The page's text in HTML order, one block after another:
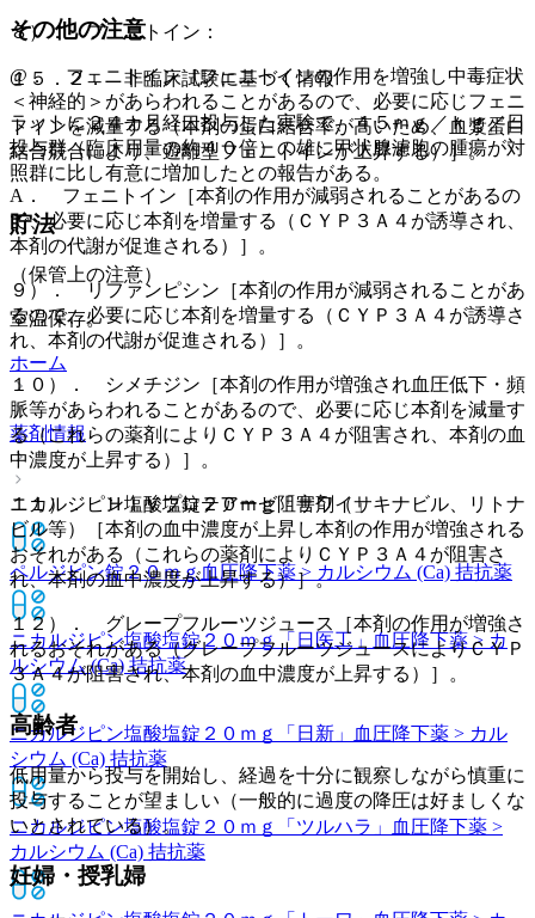
その他の注意
１５．２． 非臨床試験に基づく情報
ラットに２４カ月経口投与した実験で、４５ｍｇ／ｋｇ／日
投与群（臨床用量の約４０倍）の雄に甲状腺濾胞の腫瘍が対
照群に比し有意に増加したとの報告がある。
貯法
（保管上の注意）
室温保存。
ホーム
薬剤情報
ニカルジピン塩酸塩錠２０ｍｇ「サワイ」
ペルジピン錠２０ｍｇ血圧降下薬 > カルシウム (Ca) 拮抗薬
ニカルジピン塩酸塩錠２０ｍｇ「日医工」
血圧降下薬 > カ
ルシウム (Ca) 拮抗薬
ニカルジピン塩酸塩錠２０ｍｇ「日新」
血圧降下薬 > カル
シウム (Ca) 拮抗薬
ニカルジピン塩酸塩錠２０ｍｇ「ツルハラ」
血圧降下薬 >
カルシウム (Ca) 拮抗薬
８）． フェニトイン：
@． フェニトイン［フェニトインの作用を増強し中毒症状
＜神経的＞があらわれることがあるので、必要に応じフェニ
トインを減量する（本剤の蛋白結合率が高いため、血漿蛋白
結合競合により、遊離型フェニトインが上昇する）］。
A． フェニトイン［本剤の作用が減弱されることがあるの
で、必要に応じ本剤を増量する（ＣＹＰ３Ａ４が誘導され、
本剤の代謝が促進される）］。
９）． リファンピシン［本剤の作用が減弱されることがあ
るので、必要に応じ本剤を増量する（ＣＹＰ３Ａ４が誘導さ
れ、本剤の代謝が促進される）］。
１０）． シメチジン［本剤の作用が増強され血圧低下・頻
脈等があらわれることがあるので、必要に応じ本剤を減量す
る（これらの薬剤によりＣＹＰ３Ａ４が阻害され、本剤の血
中濃度が上昇する）］。
１１）． ＨＩＶプロテアーゼ阻害剤（サキナビル、リトナ
ビル等）［本剤の血中濃度が上昇し本剤の作用が増強される
おそれがある（これらの薬剤によりＣＹＰ３Ａ４が阻害さ
れ、本剤の血中濃度が上昇する）］。
１２）． グレープフルーツジュース［本剤の作用が増強さ
れるおそれがある（グレープフルーツジュースによりＣＹＰ
３Ａ４が阻害され、本剤の血中濃度が上昇する）］。
高齢者
低用量から投与を開始し、経過を十分に観察しながら慎重に
投与することが望ましい（一般的に過度の降圧は好ましくな
いとされている）。
妊婦・授乳婦